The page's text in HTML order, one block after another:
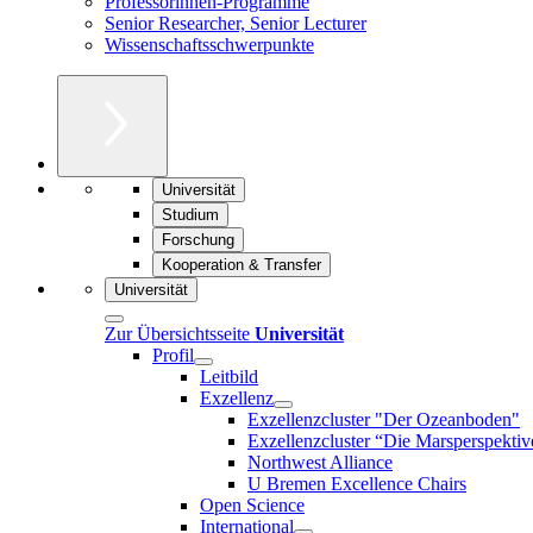
Senior Researcher, Senior Lecturer
Wissenschaftsschwerpunkte
Universität
Studium
Forschung
Kooperation & Transfer
Universität
Zur Übersichtsseite Universität
Profil
Leitbild
Exzellenz
Exzellenzcluster "Der Ozeanboden"
Exzellenzcluster “Die
Northwest Alliance
U Bremen Excellence Chairs
Open Science
International